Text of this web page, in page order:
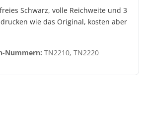
Schwarz, volle Reichweite und 3
wie das Original, kosten aber
Nummern: TN2210, TN2220